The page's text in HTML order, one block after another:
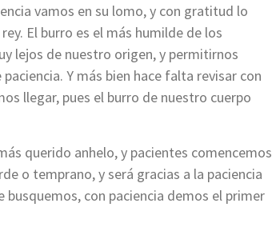
vamos en su lomo, y con gratitud lo
El burro es el más humilde de los
lejos de nuestro origen, y permitirnos
Y más bien hace falta revisar con
llegar, pues el burro de nuestro cuerpo
querido anhelo, y pacientes comencemos
o temprano, y será gracias a la paciencia
busquemos, con paciencia demos el primer